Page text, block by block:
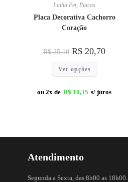
Linha Pet, Placas
Placa Decorativa Cachorro
Coração
R$25,10 R$ 20,70
Ver opções
ou 2x de R$ 10,35 s/ juros
Atendimento
Segunda a Sexta, das 8h00 as 18h00.